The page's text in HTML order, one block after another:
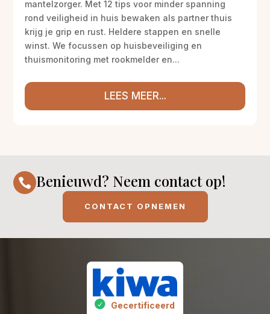
mantelzorger. Met 12 tips voor minder spanning
rond veiligheid in huis bewaken als partner thuis
krijg je grip en rust. Heldere stappen en snelle
winst. We focussen op huisbeveiliging en
thuismonitoring met rookmelder en...
LEES MEER...
 Benieuwd? Neem contact op!
CONTACT OPNEMEN
Gecertificeerd